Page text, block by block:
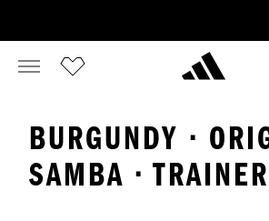
BURGUNDY ·
SAMBA ·